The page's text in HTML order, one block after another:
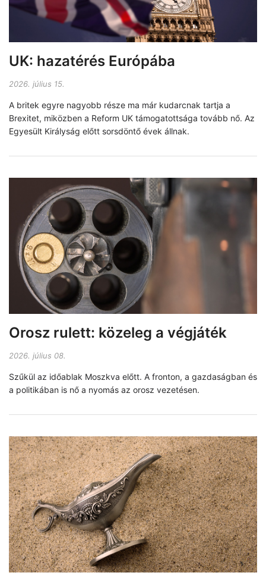
UK: hazatérés Európába
2026. július 15.
A britek egyre nagyobb része ma már kudarcnak tartja a
Brexitet, miközben a Reform UK támogatottsága tovább nő. Az
Egyesült Királyság előtt sorsdöntő évek állnak.
Orosz rulett: közeleg a végjáték
2026. július 08.
Szűkül az időablak Moszkva előtt. A fronton, a gazdaságban és
a politikában is nő a nyomás az orosz vezetésen.